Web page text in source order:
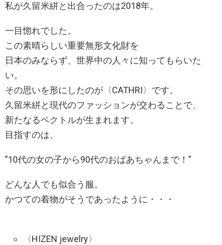
私が久留米絣と出合ったのは2018年。
一目惚れでした。
この素晴らしい重要無形文化財を
日本のみならず、世界中の人々に知ってもらいた
い。
その思いを形にしたのが〈CATHRI〉です。
久留米絣と現代のファッションが交わることで、
新たなるベクトルが生まれます。
目指すのは、
”10代の女の子から90代のおばあちゃんまで！”
どんな人でも似合う服。
かつての着物がそうであったように・・・
〈HIZEN jewelry〉